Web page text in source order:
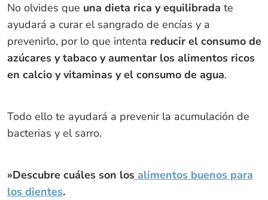
No olvides que una dieta rica y equilibrada te
ayudará a curar el sangrado de encías y a
prevenirlo, por lo que intenta reducir el consumo de
azúcares y tabaco y aumentar los alimentos ricos
en calcio y vitaminas y el consumo de agua.
Todo ello te ayudará a prevenir la acumulación de
bacterias y el sarro.
»Descubre cuáles son losalimentos buenos para
los dientes.